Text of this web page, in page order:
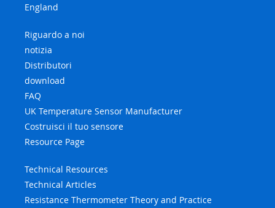
England
Riguardo a noi
notizia
Distributori
download
FAQ
UK Temperature Sensor Manufacturer
Costruisci il tuo sensore
Resource Page
Technical Resources
Technical Articles
Resistance Thermometer Theory and Practice